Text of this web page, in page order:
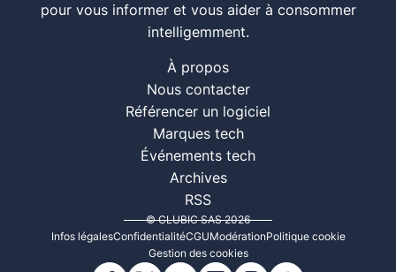
pour vous informer et vous aider à consommer
intelligemment.
À propos
Nous contacter
Référencer un logiciel
Marques tech
Événements tech
Archives
RSS
© CLUBIC SAS 2026
Infos légalesConfidentialitéCGUModérationPolitique cookie
Gestion des cookies